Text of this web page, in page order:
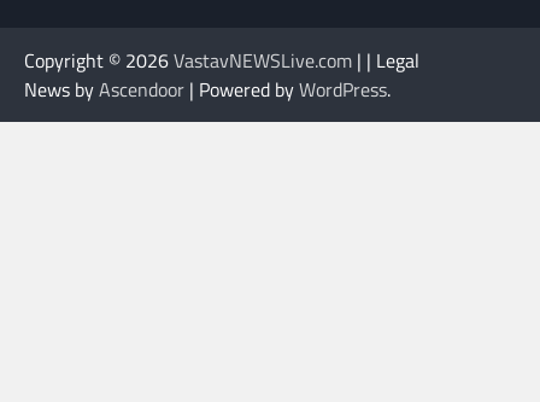
Copyright © 2026VastavNEWSLive.com | | Legal
News byAscendoor | Powered byWordPress.